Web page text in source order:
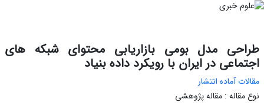
طراحی مدل بومی بازاریابی محتوای شبکه های
اجتماعی در ایران با رویکرد داده بنیاد
مقالات آماده انتشار
نوع مقاله : مقاله پژوهشی